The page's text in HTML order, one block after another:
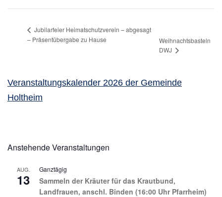
Jubilarfeier Heimatschutzverein – abgesagt
– Präsentübergabe zu Hause
Weihnachtsbasteln
DWJ
Veranstaltungskalender 2026 der Gemeinde
Holtheim
Anstehende Veranstaltungen
AUG.
13
Ganztägig
Sammeln der Kräuter für das Krautbund,
Landfrauen, anschl. Binden (16:00 Uhr Pfarrheim)